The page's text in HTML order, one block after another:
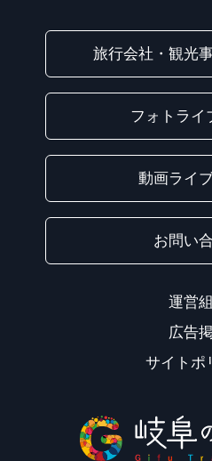
旅行会社・観光
フォトライ
動画ライ
お問い
運営
広告
サイトポ